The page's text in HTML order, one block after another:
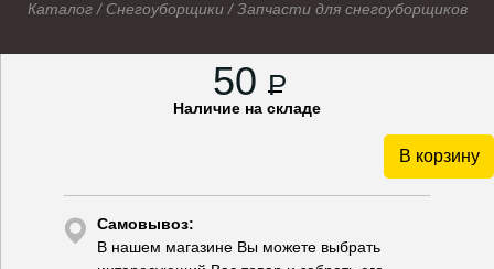
Каталог/ Снегоуборщики/Запчасти для снегоуборщиков
50 P
Наличие на складе
В корзину
Самовывоз:
В нашем магазине Вы можете выбрать